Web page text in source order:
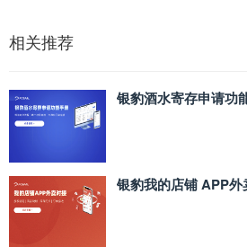
相关推荐
银豹酒水寄存申请功
银豹我的店铺 APP外